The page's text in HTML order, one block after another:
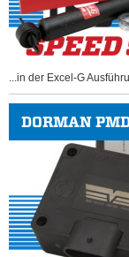
...in der Excel-G
DORMAN